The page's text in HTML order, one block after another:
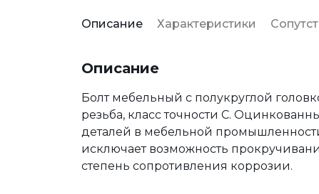
Описание Характеристики
Описание
Болт мебельный с полукруглой
резьба, класс точности С.
деталей в мебельной
исключает возможность
степень сопротивления коррозии.